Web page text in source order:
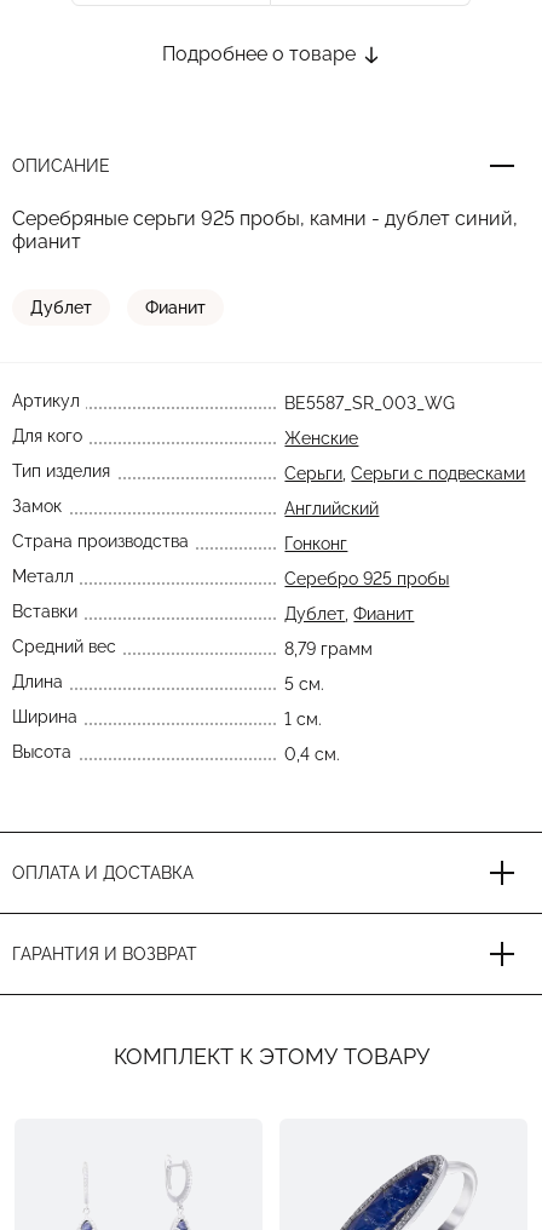
Подробнее о товаре
ОПИСАНИЕ
Серебряные серьги 925 пробы, камни - дублет синий,
фианит
Дублет Фианит
Артикул
BE5587_SR_003_WG
Для кого
Женские
Тип изделия
Серьги ,Серьги с подвесками
Замок
Английский
Страна производства
Гонконг
Металл
Серебро 925 пробы
Вставки
Дублет ,Фианит
Средний вес
8,79 грамм
Длина
5 см.
Ширина
1 см.
Высота
0,4 см.
ОПЛАТА И ДОСТАВКА
ГАРАНТИЯ И ВОЗВРАТ
КОМПЛЕКТ К ЭТОМУ ТОВАРУ